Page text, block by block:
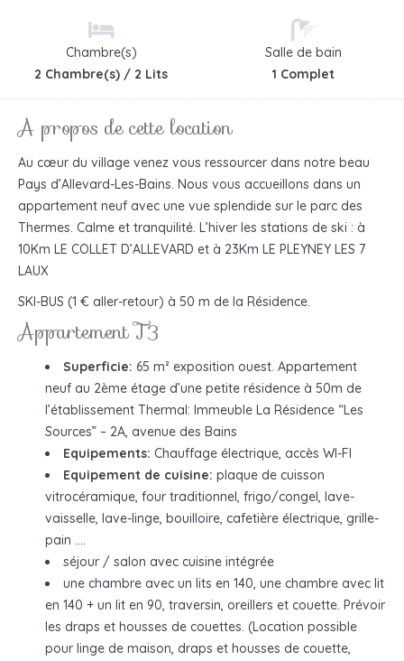
Chambre(s)
2 Chambre(s) / 2 Lits
Salle de bain
1 Complet
A propos de cette location
Au cœur du village venez vous ressourcer dans notre beau
Pays d’Allevard-Les-Bains. Nous vous accueillons dans un
appartement neuf avec une vue splendide sur le parc des
Thermes. Calme et tranquilité. L’hiver les stations de ski : à
10Km LE COLLET D’ALLEVARD et à 23Km LE PLEYNEY LES 7
LAUX
SKI-BUS (1 € aller-retour) à 50 m de la Résidence.
Appartement T3
Superficie: 65 m² exposition ouest. Appartement
neuf au 2ème étage d’une petite résidence à 50m de
l’établissement Thermal: Immeuble La Résidence “Les
Sources” – 2A, avenue des Bains
Equipements: Chauffage électrique, accès WI-FI
Equipement de cuisine: plaque de cuisson
vitrocéramique, four traditionnel, frigo/congel, lave-
vaisselle, lave-linge, bouilloire, cafetière électrique, grille-
pain ….
séjour / salon avec cuisine intégrée
une chambre avec un lits en 140, une chambre avec lit
en 140 + un lit en 90, traversin, oreillers et couette. Prévoir
les draps et housses de couettes. (Location possible
pour linge de maison, draps et housses de couette,